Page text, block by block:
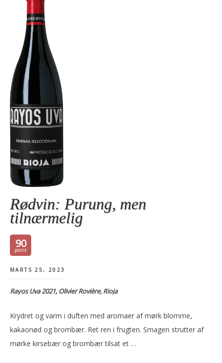
Rødvin: Purung, men
tilnærmelig
90
MARTS 25, 2023
Rayos Uva 2021, Olivier Rovière, Rioja
Krydret og varm i duften med aromaer af mørk blomme,
kakaonød og brombær. Ret ren i frugten. Smagen strutter af
mørke kirsebær og brombær tilsat et …